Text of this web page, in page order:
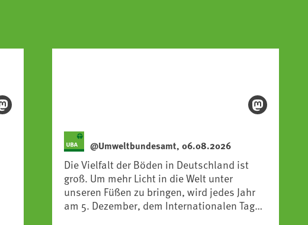
@Umweltbundesamt, 06.08.2026
Die Vielfalt der Böden in Deutschland ist
groß. Um mehr Licht in die Welt unter
unseren Füßen zu bringen, wird jedes Jahr
am 5. Dezember, dem Internationalen Tag